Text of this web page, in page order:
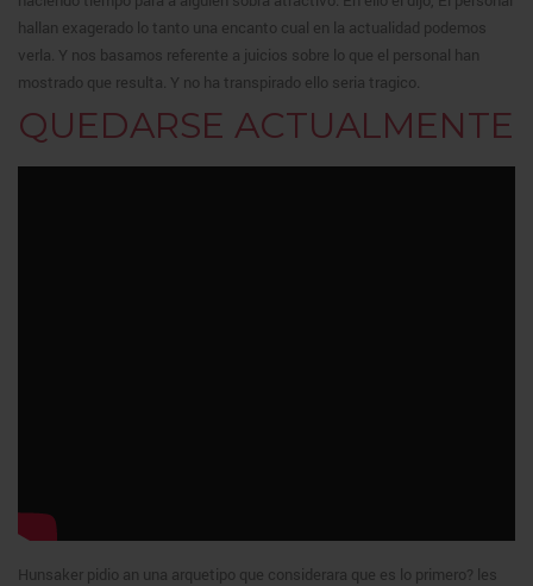
hallan exagerado lo tanto una encanto cual en la actualidad podemos
verla. Y nos basamos referente a juicios sobre lo que el personal han
mostrado que resulta. Y no ha transpirado ello seria tragico.
QUEDARSE ACTUALMENTE
Hunsaker pidio an una arquetipo que considerara que es lo primero? les